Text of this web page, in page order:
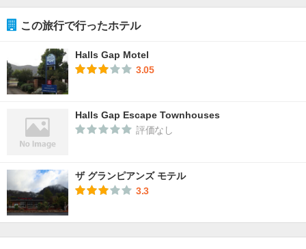
この旅行で行ったホテル
Halls Gap Motel
3.05
Halls Gap Escape Townhouses
評価なし
ザ グランピアンズ モテル
3.3